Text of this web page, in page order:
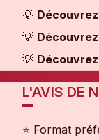
💡
💡
💡
L'AVIS DE
⭐ Format